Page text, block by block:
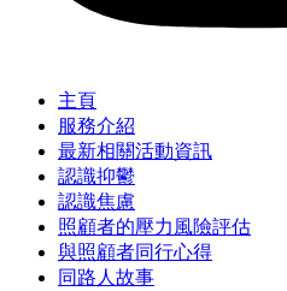
主頁
服務介紹
最新相關活動資訊
認識抑鬱
認識焦慮
照顧者的壓力風險評估
與照顧者同行心得
同路人故事